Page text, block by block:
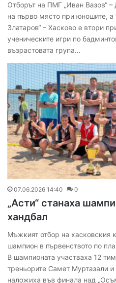
Отборът на ПМГ „Иван Вазов“
на първо място при юношите,
Златаров“ – Хасково е втори
ученическите игри по
възрастовата група…
07.06.2026 14:40 0
„Асти“ станаха
хандбал
Мъжкият отбор на хасковския
шампион в първенството по
В шампионата участваха 12
треньорите Самет Муртазали
наложиха във финала над